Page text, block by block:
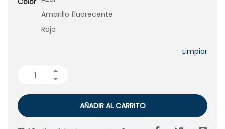
Amarillo fluorecente
Rojo
Limpiar
AÑADIR AL CARRITO